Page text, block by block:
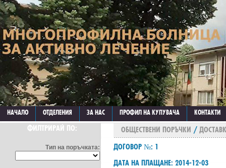
НАЧАЛО ОТДЕЛЕНИЯ ЗА НАС ПРОФИЛ НА КУПУВАЧА КОНТАКТИ
ФИЛТРИРАЙ ПО:
Тип на поръчката:
ОБЩЕСТВЕНИ ПОРЪЧКИ /
ДОГОВОР №: 1
ДАТА НА ПЛАЩАНЕ: 2014-12-03